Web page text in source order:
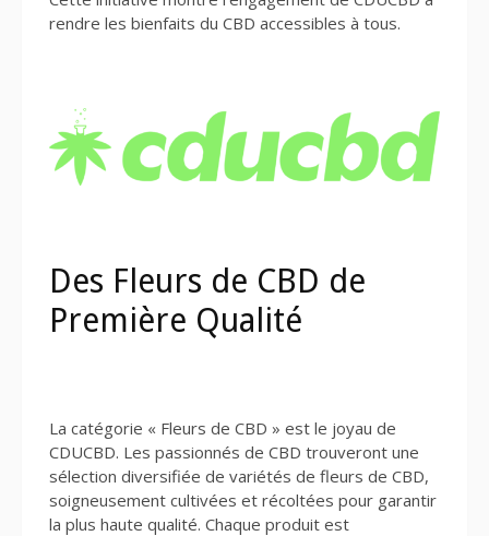
rendre les bienfaits du CBD accessibles à tous.
Des Fleurs de CBD de
Première Qualité
La catégorie « Fleurs de CBD » est le joyau de
CDUCBD. Les passionnés de CBD trouveront une
sélection diversifiée de variétés de fleurs de CBD,
soigneusement cultivées et récoltées pour garantir
la plus haute qualité. Chaque produit est